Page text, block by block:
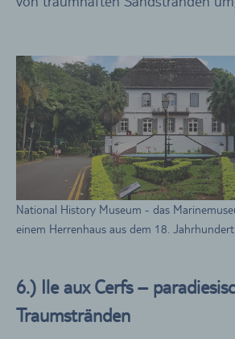
National History Museum - das
einem Herrenhaus aus dem 18. Jahrhundert
6.) Ile aux Cerfs –
Traumstränden